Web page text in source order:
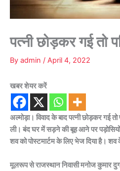
पत्नी छोड़कर गई तो
By admin / April 4, 2022
खबर शेयर करें
अल्मोड़ा। विवाद के बाद पत्नी छोड़कर गई
ली। बंद घर में सड़ने की बूह आने पर
शव को पोस्टमार्टम के लिए भेज दिया है।
मूलरूप से राजस्थान निवासी मनोज कुमार